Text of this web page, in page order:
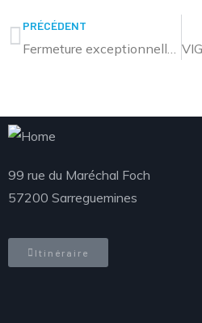
PRÉCÉDENT
Fermeture exceptionnelle du Centre Nautique et de l’Espace Détente le 19/01/24
99 rue du Maréchal Foch
57200 Sarreguemines
Itinéraire